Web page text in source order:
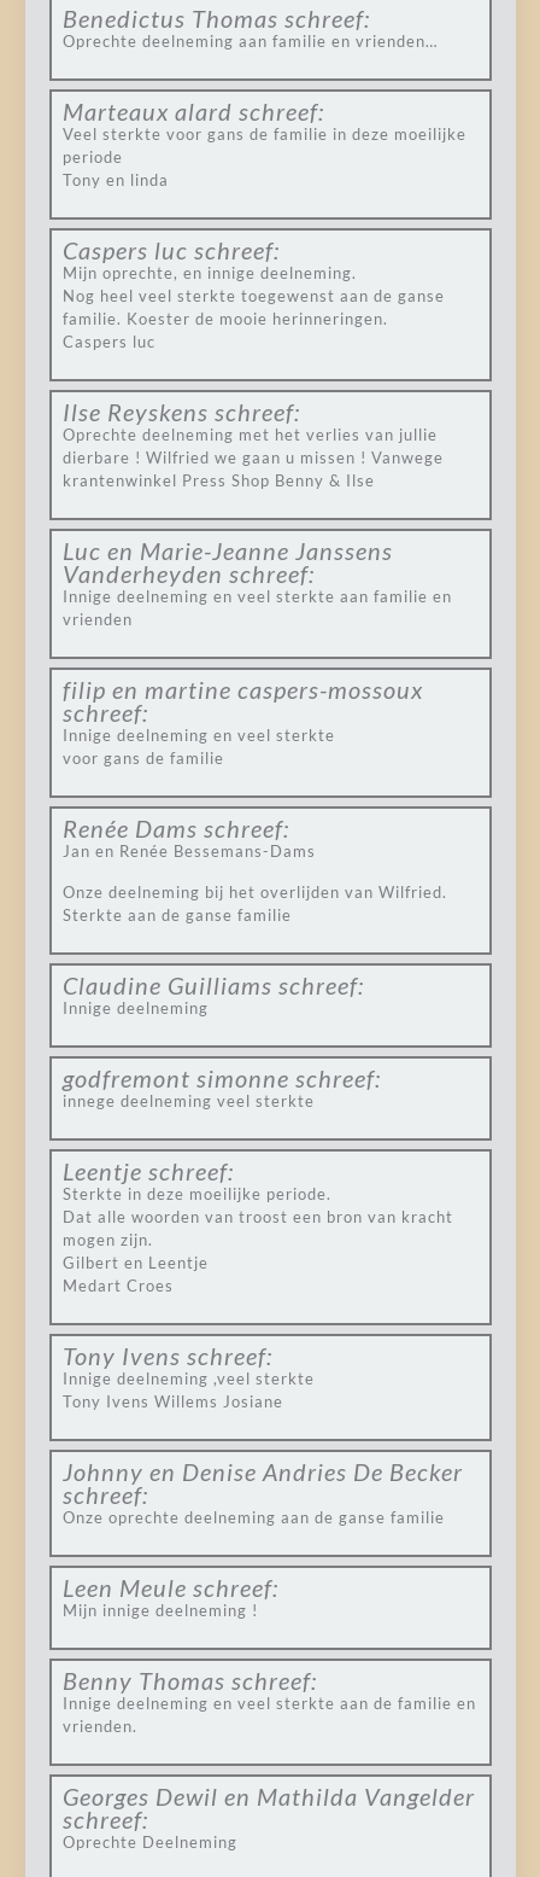
Benedictus Thomas schreef:
Oprechte deelneming aan familie en vrienden…
Marteaux alard schreef:
Veel sterkte voor gans de familie in deze moeilijke
periode
Tony en linda
Caspers luc schreef:
Mijn oprechte, en innige deelneming.
Nog heel veel sterkte toegewenst aan de ganse
familie. Koester de mooie herinneringen.
Caspers luc
Ilse Reyskens schreef:
Oprechte deelneming met het verlies van jullie
dierbare ! Wilfried we gaan u missen ! Vanwege
krantenwinkel Press Shop Benny & Ilse
Luc en Marie-Jeanne Janssens
Vanderheyden schreef:
Innige deelneming en veel sterkte aan familie en
vrienden
filip en martine caspers-mossoux
schreef:
Innige deelneming en veel sterkte
voor gans de familie
Renée Dams schreef:
Jan en Renée Bessemans-Dams
Onze deelneming bij het overlijden van Wilfried.
Sterkte aan de ganse familie
Claudine Guilliams schreef:
Innige deelneming
godfremont simonne schreef:
innege deelneming veel sterkte
Leentje schreef:
Sterkte in deze moeilijke periode.
Dat alle woorden van troost een bron van kracht
mogen zijn.
Gilbert en Leentje
Medart Croes
Tony Ivens schreef:
Innige deelneming ,veel sterkte
Tony Ivens Willems Josiane
Johnny en Denise Andries De Becker
schreef:
Onze oprechte deelneming aan de ganse familie
Leen Meule schreef:
Mijn innige deelneming !
Benny Thomas schreef:
Innige deelneming en veel sterkte aan de familie en
vrienden.
Georges Dewil en Mathilda Vangelder
schreef:
Oprechte Deelneming